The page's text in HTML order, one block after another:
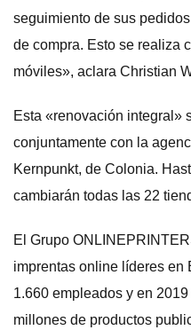
seguimiento de sus
de compra. Esto se realiza
móviles», aclara Christian
Esta «renovación integral»
conjuntamente con la
Kernpunkt, de Colonia.
cambiarán todas las 22
El Grupo
imprentas online líderes en
1.660 empleados y en
millones de productos